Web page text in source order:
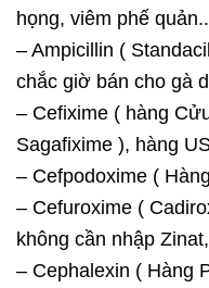
họng, viêm phế quản..
– Ampicillin (
chắc giờ bán cho gà
– Cefixime ( hàng
Sagafixime ), hàng
– Cefpodoxime (
– Cefuroxime (
không cần nhập
– Cephalexin ( Hàng